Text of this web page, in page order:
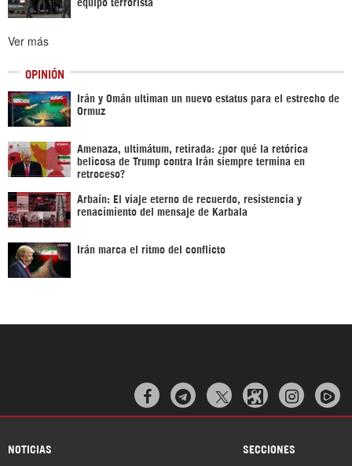
equipo terrorista
Ver más
OPINIÓN
Irán y Omán ultiman un nuevo estatus para el estrecho de
Ormuz
Amenaza, ultimátum, retirada: ¿por qué la retórica
belicosa de Trump contra Irán siempre termina en
retroceso?
Arbaín: El viaje eterno de recuerdo, resistencia y
renacimiento del mensaje de Karbala
Irán marca el ritmo del conflicto
  
NOTICIAS SECCIONES